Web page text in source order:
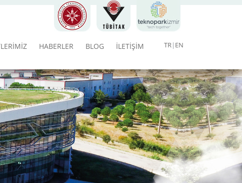
TR EN
HABERLER BLOG İLETİŞİM